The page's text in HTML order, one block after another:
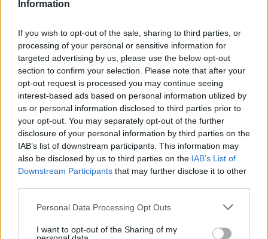
Information
If you wish to opt-out of the sale, sharing to third parties, or
processing of your personal or sensitive information for
targeted advertising by us, please use the below opt-out
section to confirm your selection. Please note that after your
opt-out request is processed you may continue seeing
interest-based ads based on personal information utilized by
us or personal information disclosed to third parties prior to
your opt-out. You may separately opt-out of the further
disclosure of your personal information by third parties on the
IAB’s list of downstream participants. This information may
also be disclosed by us to third parties on the IAB’s List of
Downstream Participants that may further disclose it to other
Please note that this website/app uses one or more Google
not limited to your visit or usage behaviour. You may click to
Personal Data Processing Opt Outs
I want to opt-out of the Sharing of my
βρεφικού, βρεφονηπιακού ή και
παιδικού σταθμού .
Στην περίπτωση αυτή για την ωφελούμενη ισχύουν τα
ίδια κριτήρια συμμετοχής, που ισχύουν για τις μητέρες
της αντίστοιχης κατηγορίας.
Τα ετήσια ανώτατα όρια δαπάνης σε ευρώ, που θα
καταβάλλονται από την Ε.Ε.Τ.Α.Α., ανά κατηγορία Δομής
(Α, Β, Γ, Δ) και ανά κατηγορία θέσης αυτών (Α1.1, Α1.2,
Α1.3, Β1, Β2, Β3, Γ1 και Δ1), που θα καλυφθούν και για το
σύνολο των παρεχόμενων υπηρεσιών συμφώνως προς
το άρθρο 3 παρ. 2 της παρούσας, είναι:
Α. Βρεφικοί-Βρεφονηπιακοί-Παιδικοί Σταθμοί